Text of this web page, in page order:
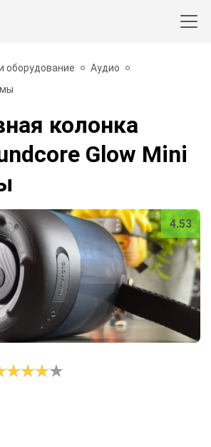
оборудование
Аудио
колонка
Glow Mini
4.53